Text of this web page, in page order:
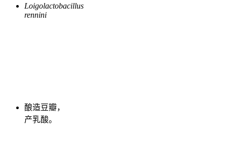
Loigolactobacillus
rennini
酿造豆瓣，
产乳酸。